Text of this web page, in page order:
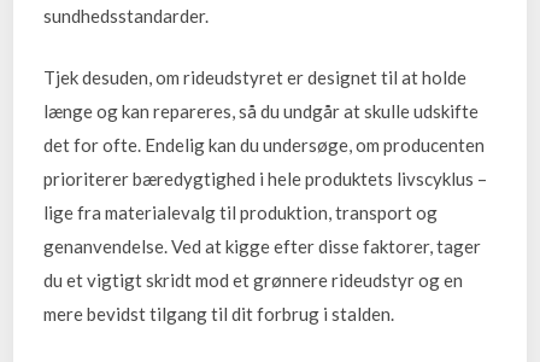
sundhedsstandarder.
Tjek desuden, om rideudstyret er designet til at holde
længe og kan repareres, så du undgår at skulle udskifte
det for ofte. Endelig kan du undersøge, om producenten
prioriterer bæredygtighed i hele produktets livscyklus –
lige fra materialevalg til produktion, transport og
genanvendelse. Ved at kigge efter disse faktorer, tager
du et vigtigt skridt mod et grønnere rideudstyr og en
mere bevidst tilgang til dit forbrug i stalden.